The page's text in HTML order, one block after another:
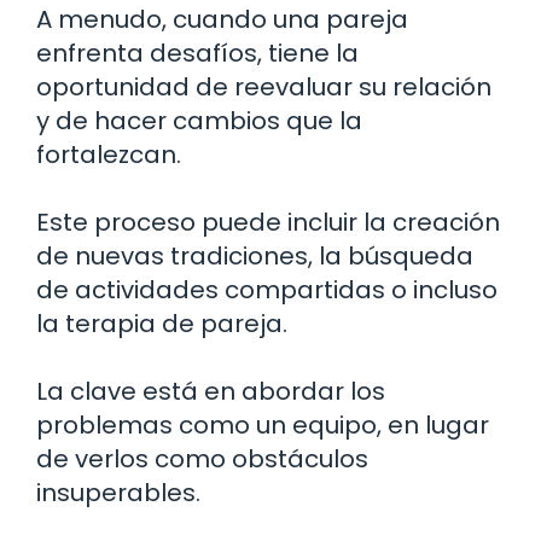
A menudo, cuando una pareja
enfrenta desafíos, tiene la
oportunidad de reevaluar su relación
y de hacer cambios que la
fortalezcan.
Este proceso puede incluir la creación
de nuevas tradiciones, la búsqueda
de actividades compartidas o incluso
la terapia de pareja.
La clave está en abordar los
problemas como un equipo, en lugar
de verlos como obstáculos
insuperables.